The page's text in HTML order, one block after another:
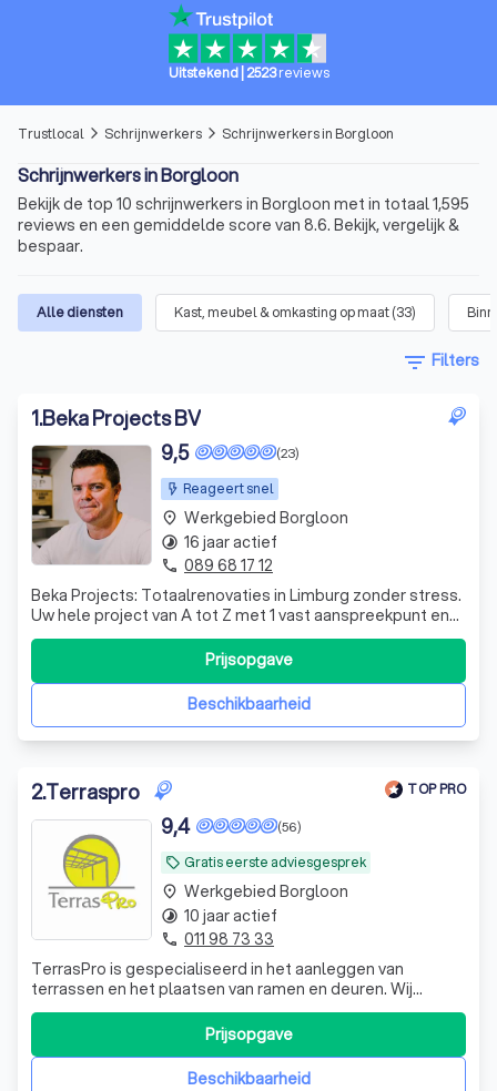
Uitstekend| 2523 reviews
Trustlocal arrow_forward_ios Schrijnwerkers arrow_forward_ios Schrijnwerkers in Borgloon
Schrijnwerkers in Borgloon
Bekijk de top 10 schrijnwerkers in Borgloon met in totaal 1,595
reviews en een gemiddelde score van 8.6. Bekijk, vergelijk &
bespaar.
Alle diensten Kast, meubel & omkasting op maat(33)
filter_list Filters
1.Beka Projects BV
Reageert snel
(23)
9,5
Beka Projects: Totaalrenovaties in Limburg zonder stress.
Uw hele project van A tot Z met 1 vast aanspreekpunt en
snelle service. Vraag nu uw vrijblijvende offerte aan!
Beschikbaarheid
Prijsopgave
place Werkgebied Borgloon
timelapse 16 jaar actief
phone 089 68 17 12
2.Terraspro TOP PRO
local_offer Gratis eerste adviesgesprek
(56)
9,4
TerrasPro is gespecialiseerd in het aanleggen van
terrassen en het plaatsen van ramen en deuren. Wij
combineren vakmanschap met duurzame materialen om
jouw woning en buitenruimte een stijlvolle en kwalitatieve
upgrade te geven. Met oog voor detail en een
persoonlijke aanpak zorgen wij voor een perf
Beschikbaarheid
Prijsopgave
place Werkgebied Borgloon
timelapse 10 jaar actief
phone 011 98 73 33